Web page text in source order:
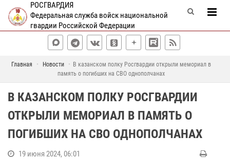
РОСГВАРДИЯ
Федеральная служба войск национальной
гвардии Российской Федерации
Главная Новости
В казанском полку Росгвардии открыли мемориал в
память о погибших на СВО однополчанах
В КАЗАНСКОМ ПОЛКУ РОСГВАРДИИ
ОТКРЫЛИ МЕМОРИАЛ В ПАМЯТЬ О
ПОГИБШИХ НА СВО ОДНОПОЛЧАНАХ
19 июня 2024, 06:01